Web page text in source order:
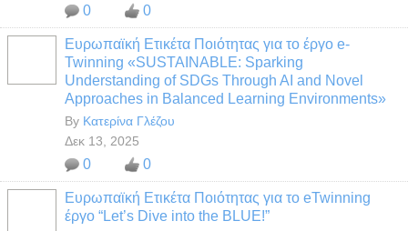
0 0
Ευρωπαϊκή Ετικέτα Ποιότητας για το έργο e-
Twinning «SUSTAINABLE: Sparking
Understanding of SDGs Through AI and Novel
Approaches in Balanced Learning Environments»
By Κατερίνα Γλέζου
Δεκ 13, 2025
0 0
Ευρωπαϊκή Ετικέτα Ποιότητας για το eTwinning
έργο “Let’s Dive into the BLUE!”